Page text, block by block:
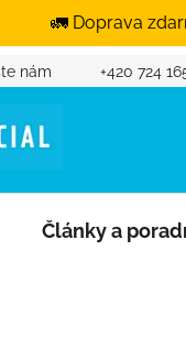
🚛 Doprava
nám +420 724
Články a